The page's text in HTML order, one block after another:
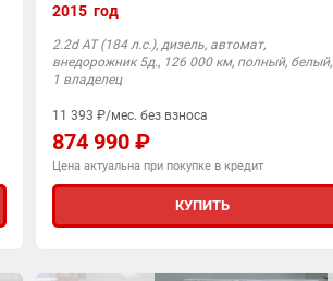
2015 год
2.2d АТ (184 л.с.), дизель, автомат,
внедорожник 5д., 126 000 км, полный, белый,
1 владелец
11 393 ₽/мес. без взноса
874 990 ₽
Цена актуальна при покупке в кредит
КУПИТЬ